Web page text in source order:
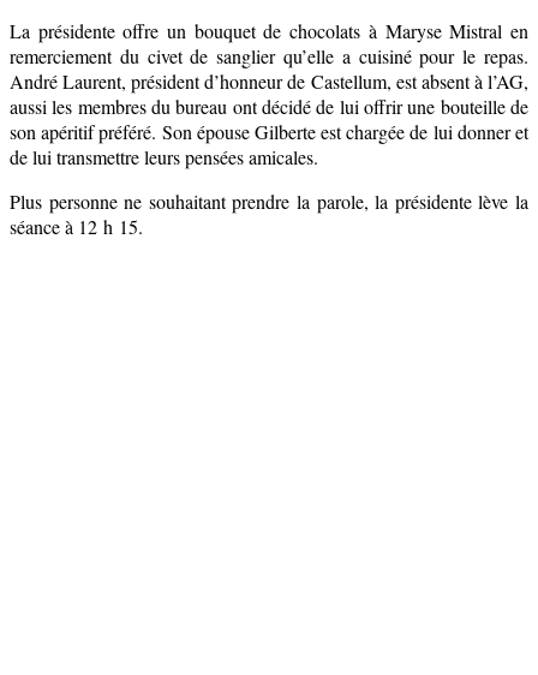
La présidente offre un bouquet de chocolats à Maryse Mistral en
remerciement du civet de sanglier qu’elle a cuisiné pour le repas.
André Laurent, président d’honneur de Castellum, est absent à l’AG,
aussi les membres du bureau ont décidé de lui offrir une bouteille de
son apéritif préféré. Son épouse Gilberte est chargée de lui donner et
de lui transmettre leurs pensées amicales.
Plus personne ne souhaitant prendre la parole, la présidente lève la
séance à 12 h 15.